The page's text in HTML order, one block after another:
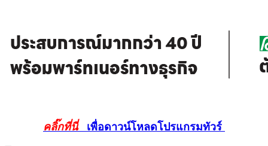
คลิ๊กที่นี่ เพื่อดาวน์โหลดโปรแกรมทัวร์